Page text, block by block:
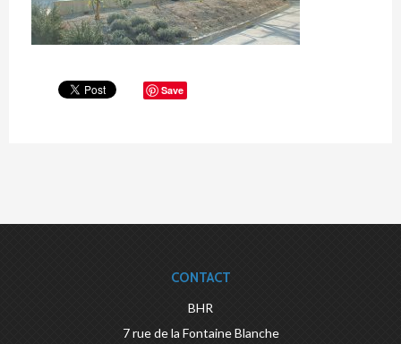
Save
CONTACT
BHR
7 rue de la Fontaine Blanche